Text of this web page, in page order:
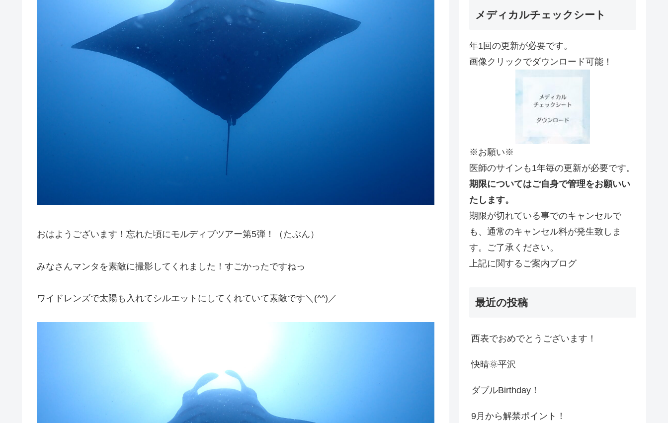
おはようございます！忘れた頃にモルディブツアー第5弾！（たぶん）
みなさんマンタを素敵に撮影してくれました！すごかったですねっ
ワイドレンズで太陽も入れてシルエットにしてくれていて素敵です＼(^^)／
メディカルチェックシート
年1回の更新が必要です。
画像クリックでダウンロード可能！
※お願い※
医師のサインも1年毎の更新が必要です。
期限についてはご自身で管理をお願いい
たします。
期限が切れている事でのキャンセルで
も、通常のキャンセル料が発生致しま
す。ご了承ください。
上記に関するご案内ブログ
最近の投稿
西表でおめでとうございます！
快晴🌞平沢
ダブルBirthday！
9月から解禁ポイント！